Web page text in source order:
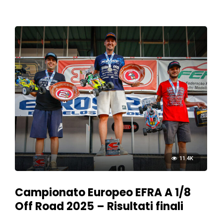
11.4K
Campionato Europeo EFRA A 1/8
Off Road 2025 – Risultati finali